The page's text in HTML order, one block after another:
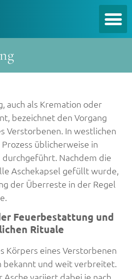
auch als Kremation oder
bezeichnet den Vorgang
Verstorbenen. In westlichen
üblicherweise in
Nachdem die
Aschekapsel gefüllt wurde,
der Überreste in der Regel
Feuerbestattung und
Rituale
Körpers eines Verstorbenen
bekannt und weit verbreitet.